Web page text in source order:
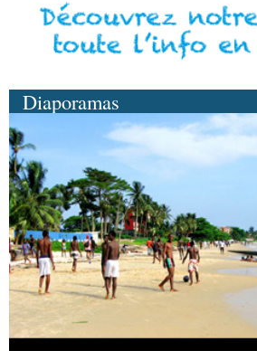
Diaporamas